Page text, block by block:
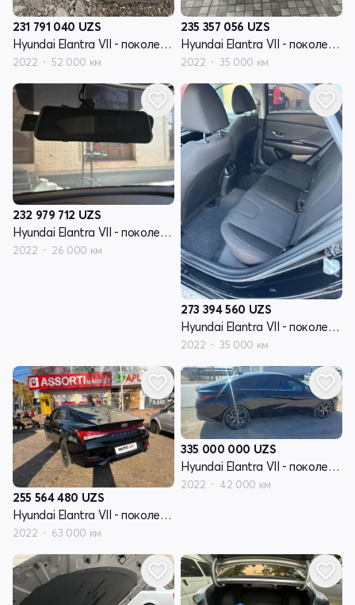
231 791 040 UZS
Hyundai Elantra VII - поколение (CN7)
2022 52 000 км
235 357 056 UZS
Hyundai Elantra VII - поколение (CN7)
2022 35 000 км
232 979 712 UZS
Hyundai Elantra VII - поколение (CN7)
2022 26 000 км
273 394 560 UZS
Hyundai Elantra VII - поколение (CN7)
2022 35 000 км
255 564 480 UZS
Hyundai Elantra VII - поколение (CN7)
2022 63 000 км
335 000 000 UZS
Hyundai Elantra VII - поколение (CN7)
2022 42 000 км